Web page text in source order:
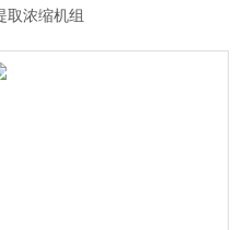
取浓缩机组